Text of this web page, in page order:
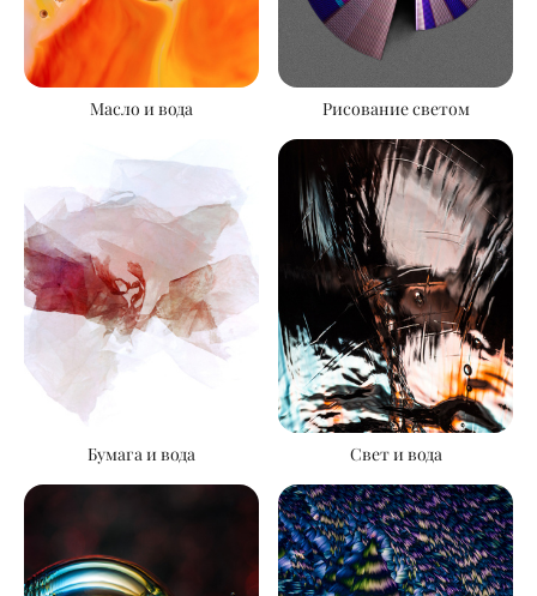
Масло и вода Рисование светом
Бумага и вода Свет и вода